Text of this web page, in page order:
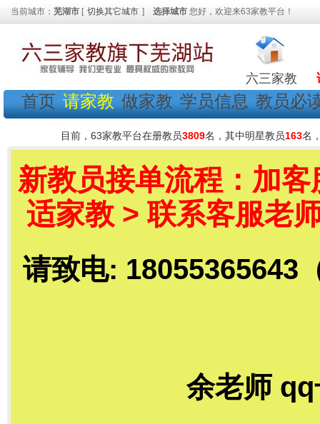
当前城市： 芜湖市 [ 切换其它城市 ] 选择城市 您好，欢迎来63家教平台！
六三家教
首页 请家教 做家教 学员信息 教员必
目前，63家教平台在册教员3809名，其中明星教员163名
新教员接单流程：加
适家教 > 联系客服老
请致电: 18055365643
余老师